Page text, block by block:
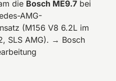
die Bosch ME9.7 bei
AMG-
(M156 V8 6.2L im
SLS AMG). → Bosch